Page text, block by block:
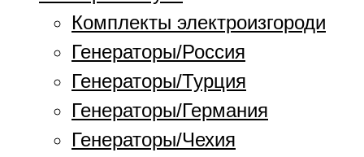
Комплекты электроизгороди
Генераторы/Россия
Генераторы/Турция
Генераторы/Германия
Генераторы/Чехия